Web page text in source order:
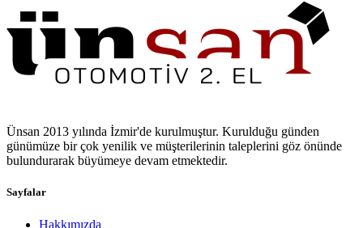
Ünsan 2013 yılında İzmir'de kurulmuştur. Kurulduğu günden
günümüze bir çok yenilik ve müşterilerinin taleplerini göz önünde
bulundurarak büyümeye devam etmektedir.
Sayfalar
Hakkımızda